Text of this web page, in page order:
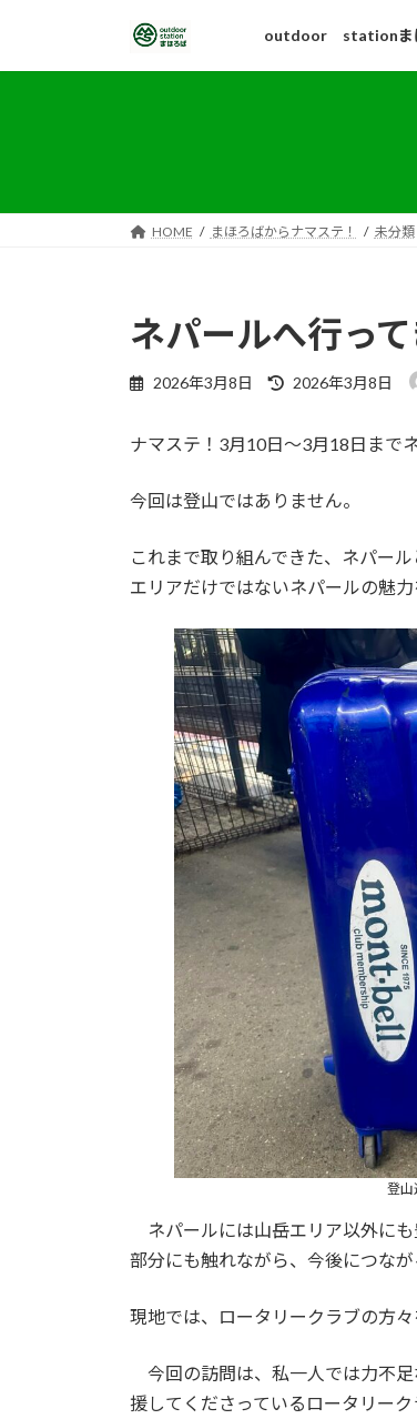
テ
ゲ
outdoor stationま
HOME まほろばからナマステ！ 未分類
ネパールへ行っ
2026年3月8日
最
新
時
:
2026年3月8日
ナマステ！3月10日〜3月18日まで
今回は登山ではありません。
これまで取り組んできた、ネパー
エリアだけではないネパールの魅
登山
ネパールには山岳エリア以外に
部分にも触れながら、今後につな
現地では、ロータリークラブの方
今回の訪問は、私一人では力不
援してくださっているロータリー